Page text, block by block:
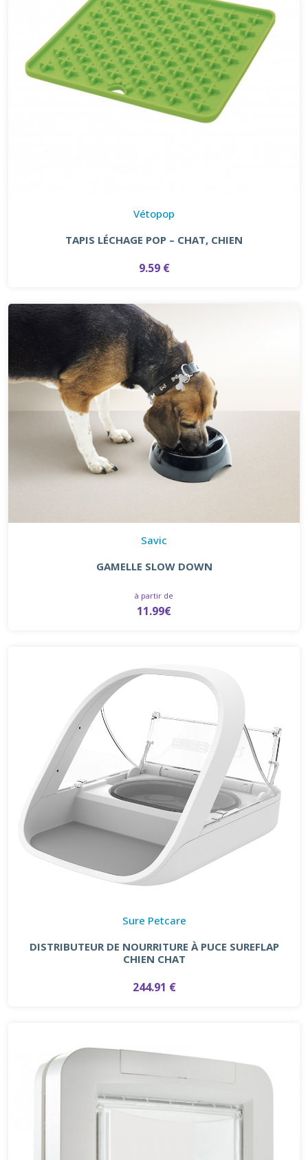
Vétopop
TAPIS LÉCHAGE POP – CHAT, CHIEN
9.59 €
Savic
GAMELLE SLOW DOWN
à partir de
11.99€
Sure Petcare
DISTRIBUTEUR DE NOURRITURE À PUCE SUREFLAP
CHIEN CHAT
244.91 €